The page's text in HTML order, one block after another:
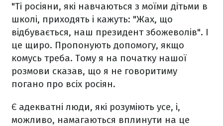
"Ті росіяни, які навчаються з моїми дітьми в
школі, приходять і кажуть: "Жах, що
відбувається, наш президент збожеволів". І
це щиро. Пропонують допомогу, якщо
комусь треба. Тому я на початку нашої
розмови сказав, що я не говоритиму
погано про всіх росіян.
Є адекватні люди, які розуміють усе, і,
можливо, намагаються вплинути на це